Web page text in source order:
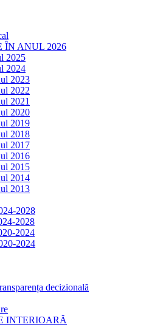
ÎN ANUL 2026
2025
2024
2023
2022
2021
2020
2019
2018
2017
2016
2015
2014
2013
2028
2028
2024
2024
decizională
INTERIOARĂ